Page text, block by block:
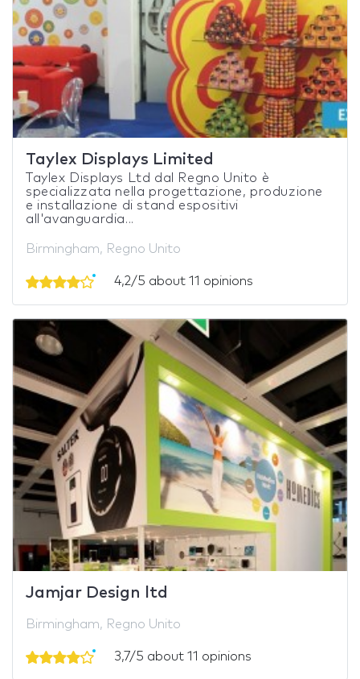
Taylex Displays Limited
Taylex Displays Ltd dal Regno Unito è
specializzata nella progettazione, produzione
e installazione di stand espositivi
all'avanguardia...
Birmingham, Regno Unito
4,2/5 about 11 opinions
Jamjar Design ltd
Birmingham, Regno Unito
3,7/5 about 11 opinions